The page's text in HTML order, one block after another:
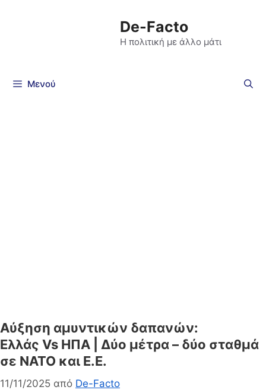
De-Facto
Η πολιτική με άλλο μάτι
Μενού
Αύξηση αμυντικών δαπανών:
Ελλάς Vs ΗΠΑ | Δύο μέτρα – δύο σταθμά
σε ΝΑΤΟ και Ε.Ε.
11/11/2025 από De-Facto